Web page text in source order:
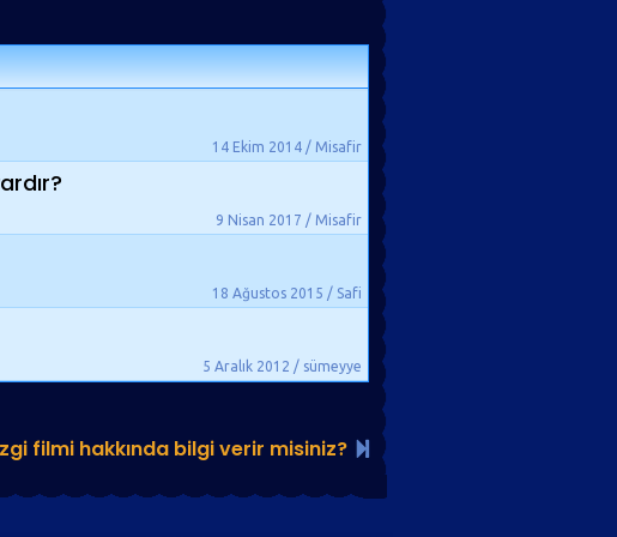
14 Ekim 2014 / Misafir
9 Nisan 2017 / Misafir
18 Ağustos 2015 / Safi
5 Aralık 2012 / sümeyye
filmi hakkında bilgi verir misiniz?